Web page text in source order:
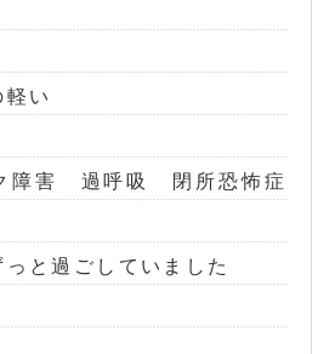
い
障害 過呼吸 閉所恐怖症
と過ごしていました